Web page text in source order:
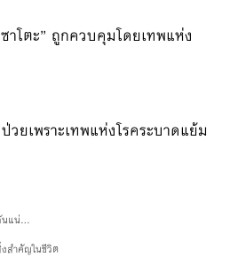
าโตะ” ถูกควบคุมโดยเทพแห่ง
วยเพราะเทพแห่งโรคระบาดแย้ม
นแน่…
สำคัญในชีวิต